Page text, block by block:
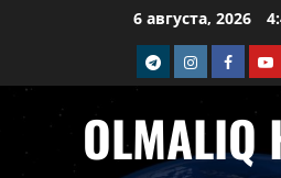
6 августа, 2026
telegramInstagram
OLMALIQ